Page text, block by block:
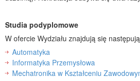
Studia podyplomowe
W ofercie Wydziału znajdują się
Automatyka
Informatyka Przemysłowa
Mechatronika w Kształceniu